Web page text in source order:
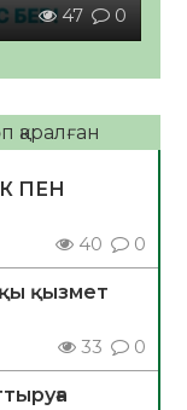
47 0
қаралған
ПЕН
40 0
қызмет
33 0